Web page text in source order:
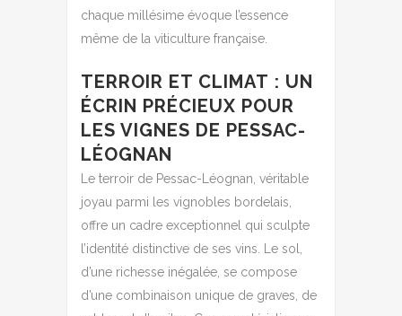
chaque millésime évoque l’essence
même de la viticulture française.
TERROIR ET CLIMAT : UN
ÉCRIN PRÉCIEUX POUR
LES VIGNES DE PESSAC-
LÉOGNAN
Le terroir de Pessac-Léognan, véritable
joyau parmi les vignobles bordelais,
offre un cadre exceptionnel qui sculpte
l’identité distinctive de ses vins. Le sol,
d’une richesse inégalée, se compose
d’une combinaison unique de graves, de